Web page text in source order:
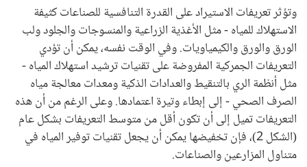
وتؤثر تعريفات الاستيراد على القدرة التنافسية للصناعات كثيفة
الاستهلاك للمياه - مثل الأغذية الزراعية والمنسوجات والجلود ولب
الورق والورق والكيمياويات. وفي الوقت نفسه، يمكن أن تؤدي
التعريفات الجمركية المفروضة على تقنيات ترشيد استهلاك المياه -
مثل أنظمة الري بالتنقيط والعدادات الذكية ومعدات معالجة مياه
الصرف الصحي - إلى إبطاء وتيرة اعتمادها. وعلى الرغم من أن هذه
التعريفات تميل إلى أن تكون أقل من متوسط التعريفات بشكل عام
(الشكل 2)، فإن تخفيضها يمكن أن يجعل تقنيات توفير المياه في
متناول المزارعين والصناعات.